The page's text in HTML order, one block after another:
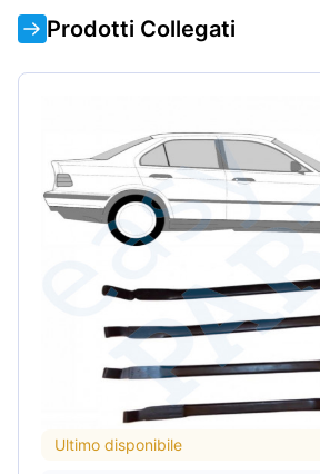
Prodotti Collegati
Ultimo disponibile